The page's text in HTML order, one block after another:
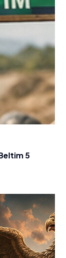
5